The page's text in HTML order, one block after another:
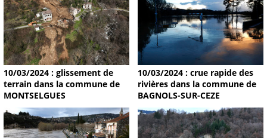
10/03/2024 : glissement de
terrain dans la commune de
MONTSELGUES
10/03/2024 : crue rapide des
rivières dans la commune de
BAGNOLS-SUR-CEZE